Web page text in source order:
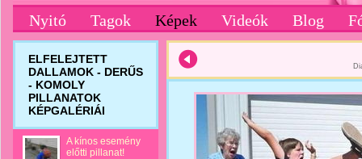
Nyitó Tagok Képek Videók Blog
ELFELEJTETT
DALLAMOK - DERŰS
- KOMOLY
PILLANATOK
KÉPGALÉRIÁI
A kínos esemény
előtti pillanat!